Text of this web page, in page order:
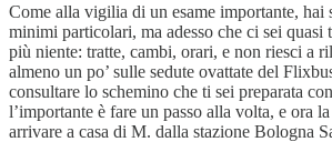
Come alla vigilia di un esame importante, hai
minimi particolari, ma adesso che ci sei quasi
più niente: tratte, cambi, orari, e non riesci a
almeno un po’ sulle sedute ovattate del
consultare lo schemino che ti sei preparata
l’importante è fare un passo alla volta, e ora
arrivare a casa di M. dalla stazione Bologna